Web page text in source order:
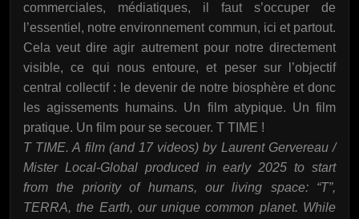
commerciales, médiatiques, il faut s’occuper de
l’essentiel, notre environnement commun, ici et partout.
Cela veut dire agir autrement pour notre directement
visible, ce qui nous entoure, et peser sur l’objectif
central collectif : le devenir de notre biosphère et donc
les agissements humains. Un film atypique. Un film
pratique. Un film pour se secouer. T TIME !
T TIME. A film (and 17 videos) by Laurent Gervereau /
Mister Local-Global produced in early 2025 to start
from the priority of humans, our living space: “T”,
TERRA, the Earth, our unique common planet. While